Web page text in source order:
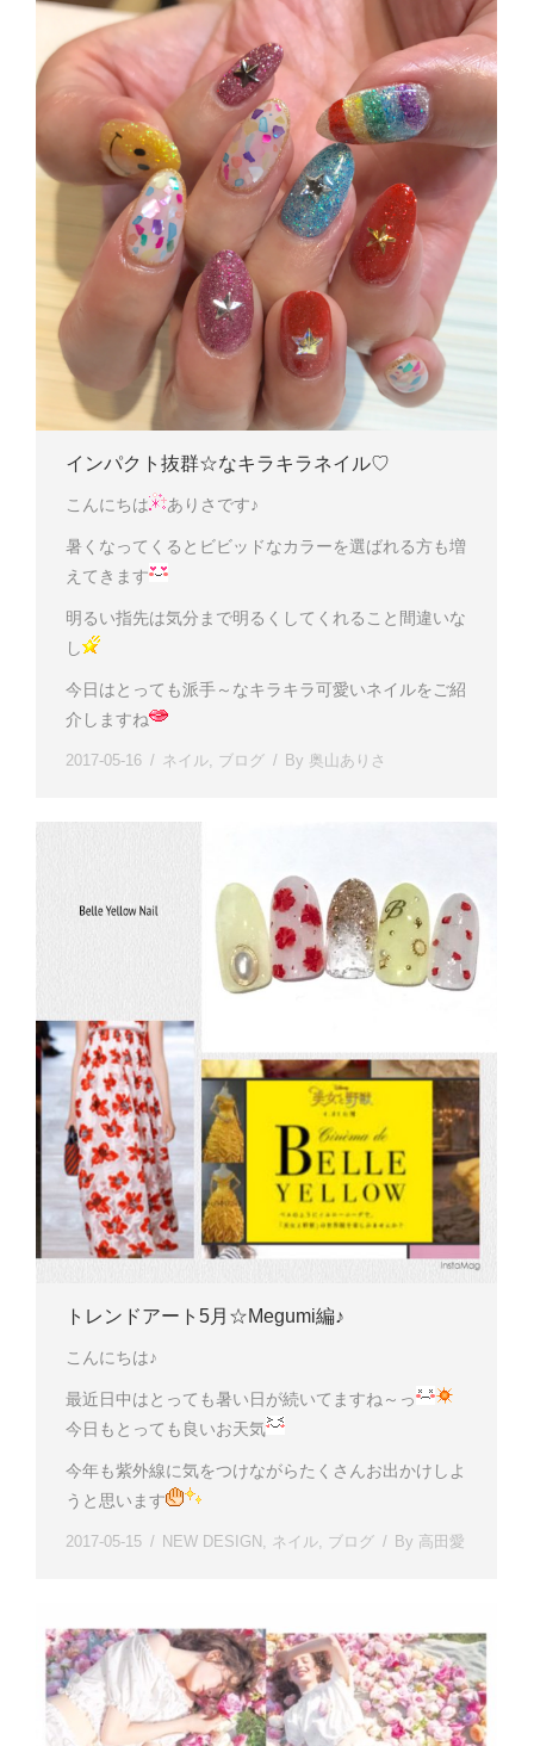
インパクト抜群☆なキラキラネイル♡
こんにちは ありさです♪
暑くなってくるとビビッドなカラーを選ばれる方も増
えてきます
明るい指先は気分まで明るくしてくれること間違いな
し
今日はとっても派手～なキラキラ可愛いネイルをご紹
介しますね
2017-05-16 ネイル, ブログ By 奥山ありさ
トレンドアート5月☆Megumi編♪
こんにちは♪
最近日中はとっても暑い日が続いてますね～っ
今日もとっても良いお天気
今年も紫外線に気をつけながらたくさんお出かけしよ
うと思います
2017-05-15 NEW DESIGN , ネイル, ブログ By 高田愛